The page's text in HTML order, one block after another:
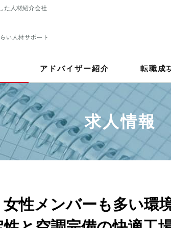
た人材紹介会社
アドバイザー紹介 転職成
求人情報
女性メンバーも多い環